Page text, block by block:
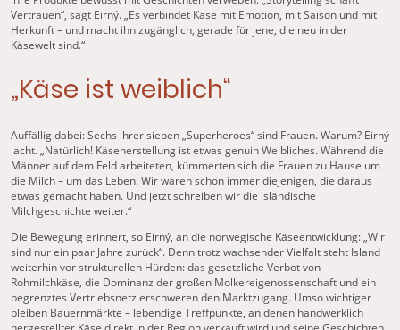
Vertrauen“, sagt Eirný. „Es verbindet Käse mit Emotion, mit Saison und mit
Herkunft – und macht ihn zugänglich, gerade für jene, die neu in der
Käsewelt sind.“
„Käse ist weiblich“
Auffällig dabei: Sechs ihrer sieben „Superheroes“ sind Frauen. Warum? Eirný
lacht. „Natürlich! Käseherstellung ist etwas genuin Weibliches. Während die
Männer auf dem Feld arbeiteten, kümmerten sich die Frauen zu Hause um
die Milch – um das Leben. Wir waren schon immer diejenigen, die daraus
etwas gemacht haben. Und jetzt schreiben wir die isländische
Milchgeschichte weiter.“
Die Bewegung erinnert, so Eirný, an die norwegische Käseentwicklung: „Wir
sind nur ein paar Jahre zurück“. Denn trotz wachsender Vielfalt steht Island
weiterhin vor strukturellen Hürden: das gesetzliche Verbot von
Rohmilchkäse, die Dominanz der großen Molkereigenossenschaft und ein
begrenztes Vertriebsnetz erschweren den Marktzugang. Umso wichtiger
bleiben Bauernmärkte – lebendige Treffpunkte, an denen handwerklich